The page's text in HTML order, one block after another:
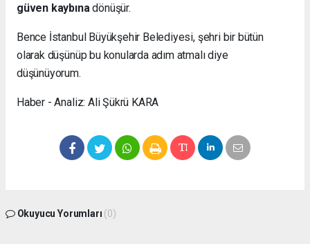
güven kaybınadönüşür.
Bence İstanbul Büyükşehir Belediyesi, şehri bir bütün
olarak düşünüp bu konularda adım atmalı diye
düşünüyorum.
Haber - Analiz: Ali Şükrü KARA
Okuyucu Yorumları (0)